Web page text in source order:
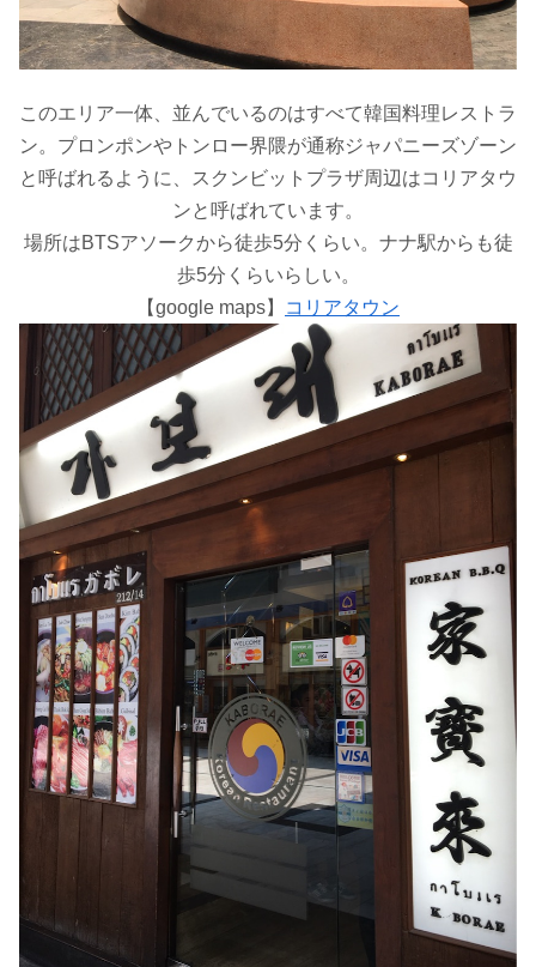
このエリア一体、 並んでいるのはすべて韓国料理レストラ
ン。プロンポンやトンロー界隈が通称ジャパニーズゾーン
と呼ばれるように、スクンビットプラザ周辺はコリアタウ
ンと呼ばれています。
場所はBTSアソークから徒歩5分くらい。ナナ駅からも徒
歩5分くらいらしい。
【google maps】
コリアタウン